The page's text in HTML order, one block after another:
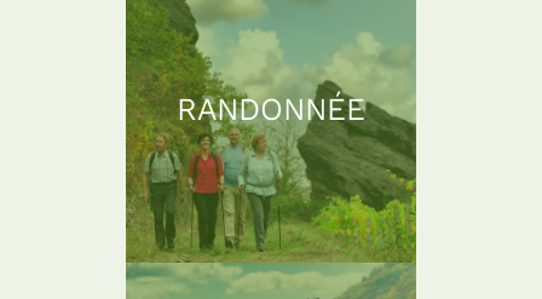
RANDONNÉE